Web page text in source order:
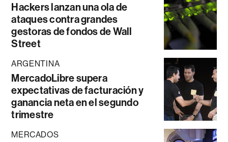
Hackers lanzan una ola de
ataques contra grandes
gestoras de fondos de Wall
Street
ARGENTINA
MercadoLibre supera
expectativas de facturación y
ganancia neta en el segundo
trimestre
MERCADOS